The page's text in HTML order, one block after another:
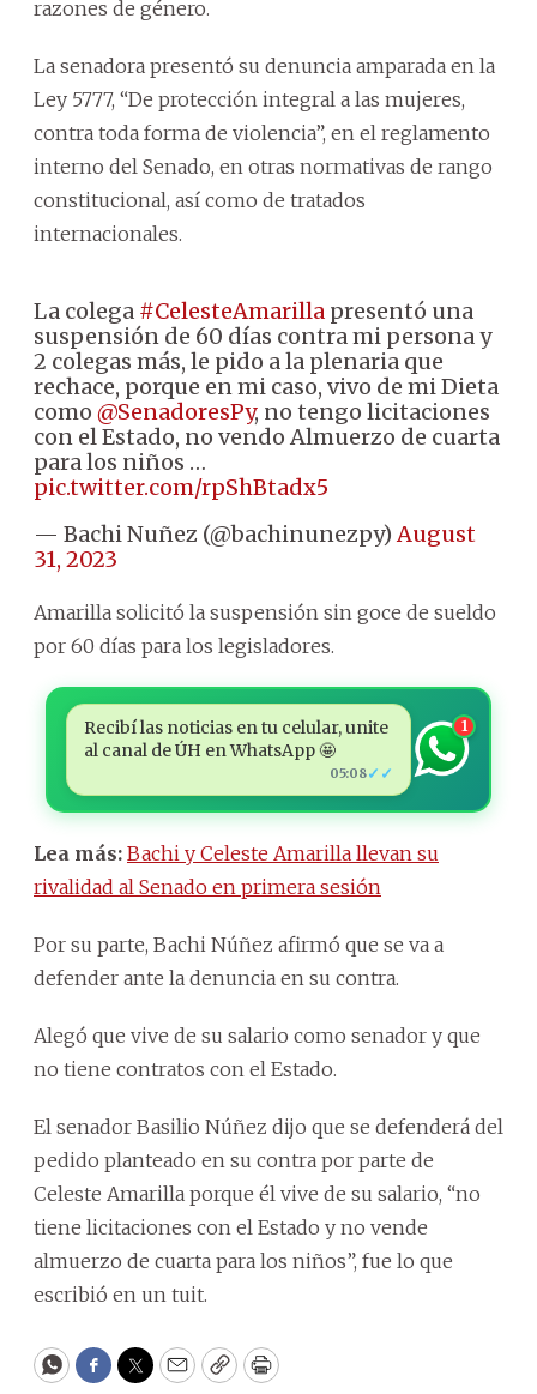
razones de género.
La senadora presentó su denuncia amparada en la
Ley 5777, “De protección integral a las mujeres,
contra toda forma de violencia”, en el reglamento
interno del Senado, en otras normativas de rango
constitucional, así como de tratados
internacionales.
La colega #CelesteAmarilla presentó una
suspensión de 60 días contra mi persona y
2 colegas más, le pido a la plenaria que
rechace, porque en mi caso, vivo de mi Dieta
como @SenadoresPy, no tengo licitaciones
con el Estado, no vendo Almuerzo de cuarta
para los niños …
pic.twitter.com/rpShBtadx5
— Bachi Nuñez (@bachinunezpy)August
31, 2023
Amarilla solicitó la suspensión sin goce de sueldo
por 60 días para los legisladores.
Recibí las noticias en tu celular, unite
al canal de ÚH en WhatsApp 🤩
05:08✓✓
1
Lea más: Bachi y Celeste Amarilla llevan su
rivalidad al Senado en primera sesión
Por su parte, Bachi Núñez afirmó que se va a
defender ante la denuncia en su contra.
Alegó que vive de su salario como senador y que
no tiene contratos con el Estado.
El senador Basilio Núñez dijo que se defenderá del
pedido planteado en su contra por parte de
Celeste Amarilla porque él vive de su salario, “no
tiene licitaciones con el Estado y no vende
almuerzo de cuarta para los niños”, fue lo que
escribió en un tuit.
WhatsApp
Facebook
Twitter
EmailCopyPrint